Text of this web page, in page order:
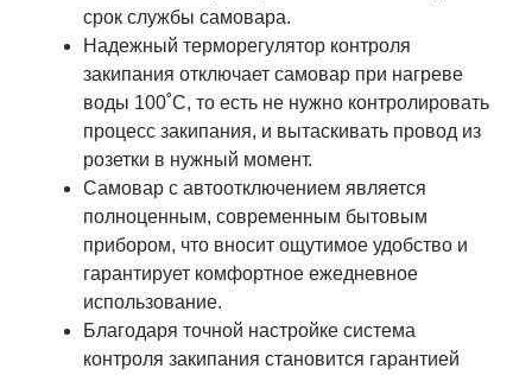
срок службы самовара.
Надежный терморегулятор контроля
закипания отключает самовар при нагреве
воды 100˚С, то есть не нужно контролировать
процесс закипания, и вытаскивать провод из
розетки в нужный момент.
Самовар с автоотключением является
полноценным, современным бытовым
прибором, что вносит ощутимое удобство и
гарантирует комфортное ежедневное
использование.
Благодаря точной настройке система
контроля закипания становится гарантией